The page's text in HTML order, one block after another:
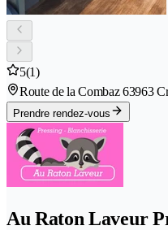
5(1)
Route de la Combaz 63963
Prendre rendez-vous
Au Raton Laveur